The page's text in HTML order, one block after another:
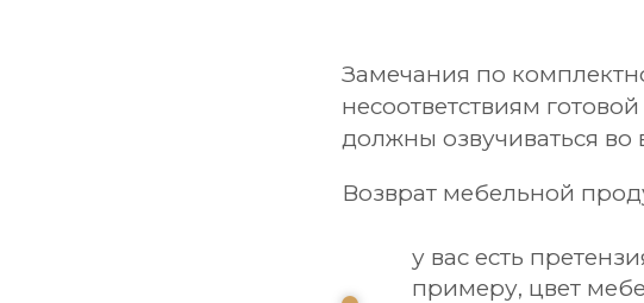
Замечания по
несоответствиям
должны озвучиваться
Возврат мебельной
у вас есть
примеру, цвет